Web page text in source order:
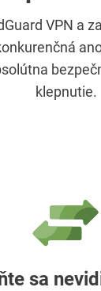
VPN a
klepnutie.
sa